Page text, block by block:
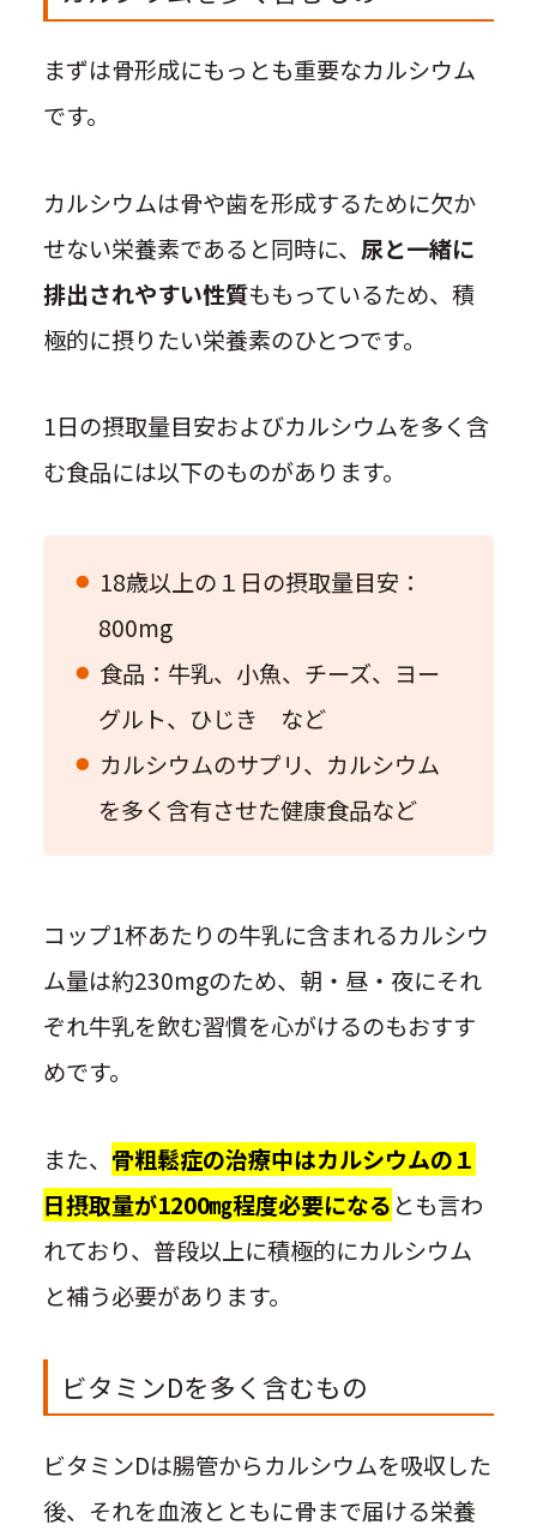
まずは骨形成にもっとも重要なカルシウム
です。
カルシウムは骨や歯を形成するために欠か
せない栄養素であると同時に、 尿と一緒に
排出されやすい性質ももっているため、積
極的に摂りたい栄養素のひとつです。
1日の摂取量目安およびカルシウムを多く含
む食品には以下のものがあります。
18歳以上の１日の摂取量目安：
800mg
食品：牛乳、小魚、チーズ、ヨー
グルト、ひじき など
カルシウムのサプリ、カルシウム
を多く含有させた健康食品など
コップ1杯あたりの牛乳に含まれるカルシウ
ム量は約230mgのため、朝・昼・夜にそれ
ぞれ牛乳を飲む習慣を心がけるのもおすす
めです。
また、 骨粗鬆症の治療中はカルシウムの１
日摂取量が1200㎎程度必要になる とも言わ
れており、普段以上に積極的にカルシウム
と補う必要があります。
ビタミンDを多く含むもの
ビタミンDは腸管からカルシウムを吸収した
後、それを血液とともに骨まで届ける栄養